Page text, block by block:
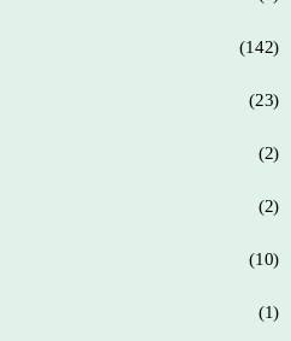
(142)
(23)
(2)
(2)
(10)
(1)